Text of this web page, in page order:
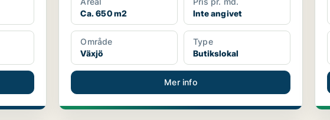
Ca. 650 m2
Inte angivet
Område
Växjö
Type
Butikslokal
Mer info